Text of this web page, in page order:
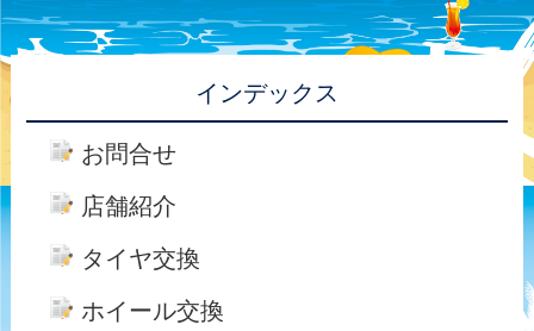
インデックス
お問合せ
店舗紹介
タイヤ交換
ホイール交換